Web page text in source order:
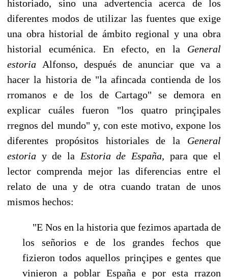
historiado, sino una advertencia acerca de los
diferentes modos de utilizar las fuentes que exige
una obra historial de ám­bito regional y una obra
historial ecuménica. En efecto, en la General
estoria Alfonso, después de anunciar que va a
hacer la historia de "la afincada contienda de los
rromanos e de los de Cartago" se demora en
explicar cuáles fueron "los quatro prinçipales
rregnos del mundo" y, con este motivo, expone los
diferentes propósitos historiales de la General
estoria y de la Estoria de España, para que el
lector comprenda mejor las di­ferencias entre el
relato de una y de otra cuando tratan de unos
mismos hechos:
"E Nos en la historia que fezimos apartada de
los señorios e de los grandes fechos que
fizieron todos aquellos prinçipes e gentes que
vinieron a poblar España e por esta rrazon